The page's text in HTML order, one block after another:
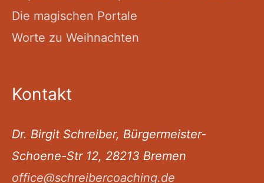
Die magischen Portale
Worte zu Weihnachten
Kontakt
Dr. Birgit Schreiber, Bürgermeister-
Schoene-Str 12, 28213 Bremen
office@schreibercoaching.de